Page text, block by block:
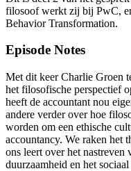
filosoof werkt zij bij PwC,
Behavior Transformation.
Episode Notes
Met dit keer Charlie Groen
het filosofische perspectief
heeft de accountant nou
andere verder over hoe
worden om een ethische
accountancy. We raken het
ons leert over het
duurzaamheid en het